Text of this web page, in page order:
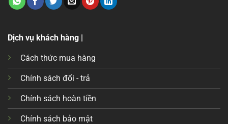
Dịch vụ khách hàng |
Cách thức mua hàng
Chính sách đổi - trả
Chính sách hoàn tiền
Chính sách bảo mật